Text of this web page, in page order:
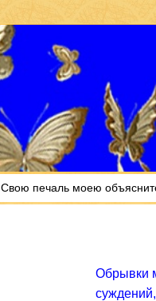
Свою печаль моею
Обрывки